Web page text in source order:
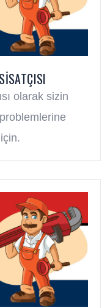
olarak sizin